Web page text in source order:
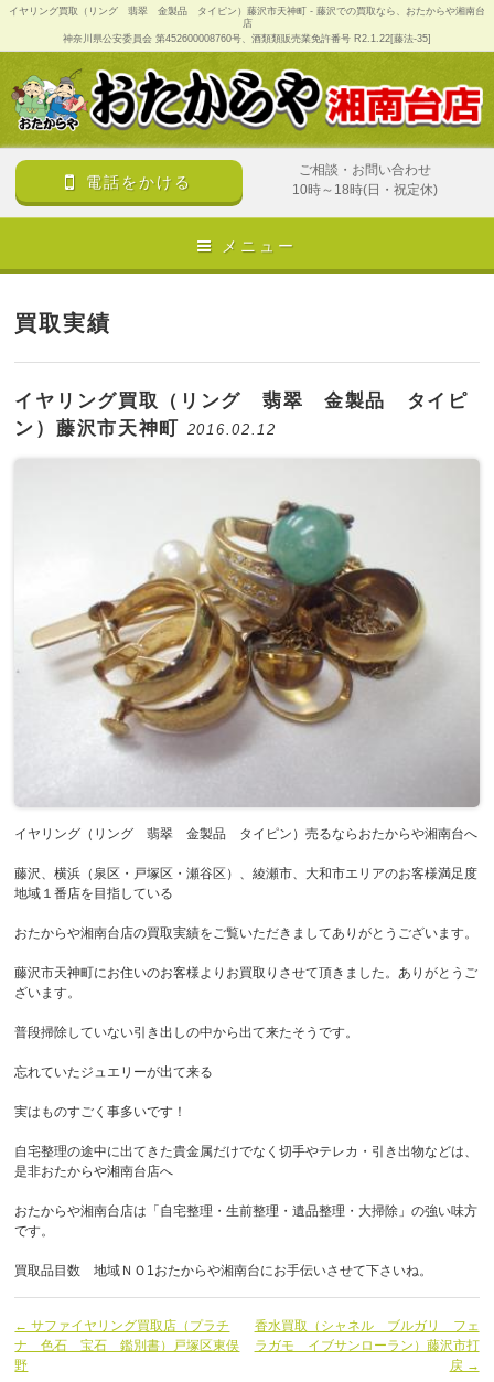
イヤリング買取（リング 翡翠 金製品 タイピン）藤沢市天神町 - 藤沢での買取なら、おたからや湘南台
店
神奈川県公安委員会 第452600008760号、酒類類販売業免許番号 R2.1.22[藤法-35]
電話をかける
ご相談・お問い合わせ
10時～18時(日・祝定休)
メニュー
買取実績
イヤリング買取（リング 翡翠 金製品 タイピ
ン）藤沢市天神町
2016.02.12
イヤリング（リング 翡翠 金製品 タイピン）売るならおたからや湘南台へ
藤沢、横浜（泉区・戸塚区・瀬谷区）、綾瀬市、大和市エリアのお客様満足度
地域１番店を目指している
おたからや湘南台店の買取実績をご覧いただきましてありがとうございます。
藤沢市天神町にお住いのお客様よりお買取りさせて頂きました。ありがとうご
ざいます。
普段掃除していない引き出しの中から出て来たそうです。
忘れていたジュエリーが出て来る
実はものすごく事多いです！
自宅整理の途中に出てきた貴金属だけでなく切手やテレカ・引き出物などは、
是非おたからや湘南台店へ
おたからや湘南台店は「自宅整理・生前整理・遺品整理・大掃除」の強い味方
です。
買取品目数 地域ＮＯ1おたからや湘南台にお手伝いさせて下さいね。
← サファイヤリング買取店（プラチ
ナ 色石 宝石 鑑別書）戸塚区東俣
野
香水買取（シャネル ブルガリ フェ
ラガモ イブサンローラン）藤沢市打
戻 →